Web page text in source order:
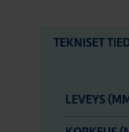
TEKNISET
LEVEYS